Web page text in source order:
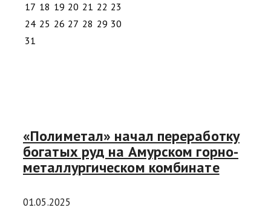
17 18 19 20 21 22 23
24 25 26 27 28 29 30
31
«Полиметал» начал переработку
богатых руд на Амурском горно-
металлургическом комбинате
01.05.2025